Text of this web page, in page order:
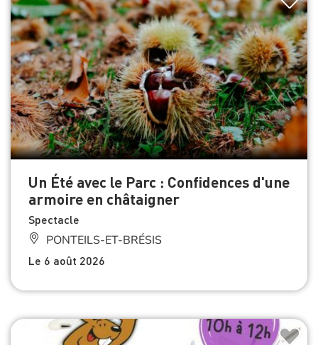
Un Été avec le Parc : Confidences d'une
armoire en châtaigner
Spectacle
PONTEILS-ET-BRÉSIS
Le 6 août 2026